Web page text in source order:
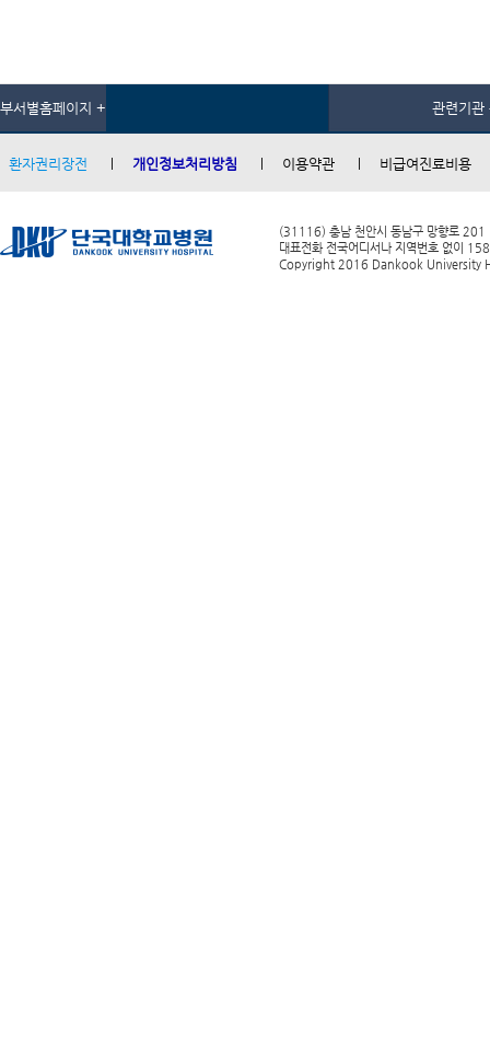
부서별홈페이지 + 관련기관
환자권리장전 개인정보처리방침 이용약관 비급여진료비용
(31116) 충남 천안시 동남구 망향로 201
대표전화 전국어디서나 지역번호 없이
Copyright 2016 Dankook University